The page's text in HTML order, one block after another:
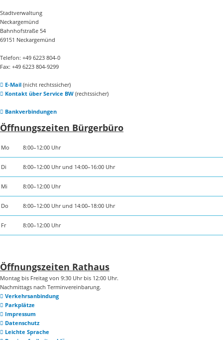
Stadtverwaltung
Neckargemünd
Bahnhofstraße 54
69151 Neckargemünd
Telefon: +49 6223 804-0
Fax: +49 6223 804-9299
E-Mail(nicht rechtssicher)
Kontakt über Service BW(rechtssicher)
Bankverbindungen
Öffnungszeiten Bürgerbüro
Mo 8:00–12:00 Uhr
Di 8:00–12:00 Uhr und 14:00–16:00 Uhr
Mi 8:00–12:00 Uhr
Do 8:00–12:00 Uhr und 14:00–18:00 Uhr
Fr 8:00–12:00 Uhr
Öffnungszeiten Rathaus
Montag bis Freitag von 9:30 Uhr bis 12:00 Uhr.
Nachmittags nach Terminvereinbarung.
Verkehrsanbindung
Parkplätze
Impressum
Datenschutz
Leichte Sprache